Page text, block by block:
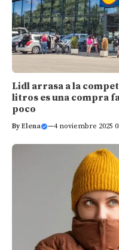
Lidl arrasa a la
litros es una compra
poco
ByElena —4 noviembre 2025